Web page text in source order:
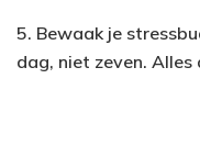
5. Bewaak je
dag, niet zeven.